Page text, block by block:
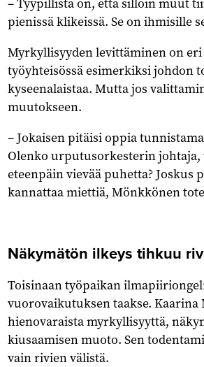
pienissä klikeissä. Se on ihmisille
Myrkyllisyyden levittäminen on
työyhteisössä esimerkiksi johdon
kyseenalaistaa. Mutta jos
muutokseen.
– Jokaisen pitäisi oppia
Olenko urputusorkesterin johtaja,
eteenpäin vievää puhetta?
kannattaa miettiä, Mönkkönen
Näkymätön ilkeys tihkuu
Toisinaan työpaikan
vuorovaikutuksen taakse.
hienovaraista myrkyllisyyttä,
kiusaamisen muoto. Sen
vain rivien välistä.